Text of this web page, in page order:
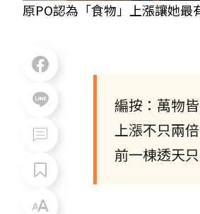
原PO認為「食物」上漲讓她
編按：萬物
上漲不只兩
前一棟透天